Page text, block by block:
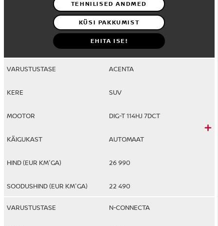
TEHNILISED ANDMED
KÜSI PAKKUMIST
EHITA ISE!
ACENTA
SUV
DIG-T 114HJ 7DCT
AUTOMAAT
26 990
22 490
N-CONNECTA